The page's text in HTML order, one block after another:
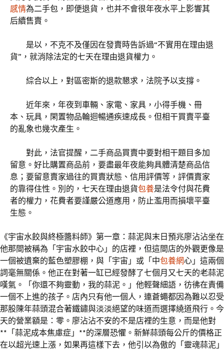
感情為二手包，即便退貨，也并不會很年夜水平上影響其
后續售賣。
是以，不克不及僅因在發賣時告訴過“不實用在理由退
貨”，就消除法定的七天在理由退貨權力。
綜合以上，對區密斯的退款懇求，法院予以支撐。
近年來，年夜到車輛、家電、家具，小得手機、冊
本、玩具，閑置物品輪迴暢通疾速成長。但相干買賣平臺
的亂象也幾次產生。
對此，法官提醒，二手商品買賣中要對相干題目多加
留意。好比購置商品前，要盡最年夜能夠具體清楚商品信
息；要留意賣家過往的買賣狀態、信用評價等，評價賣家
的靠得住性。別的，七天在理由退貨包養是法令付與花費
者的權力，花費者要謹嚴公道應用，防止濫用而損壞平臺
生態。
《宇宙水餃與終極醬料師》第一章：蒜泥與末日預兆廖沾沾坐在
他那間被稱為「宇宙水餃中心」的店裡，但這間店的外觀更像是
一個被遺棄的藍色塑膠棚，與「宇宙」或「中包養網心」這兩個
詞毫無關係。他正在對著一缸已經發酵了七個月又七天的老蒜泥
嘆氣。「你還不夠靈動，我的蒜泥。」他輕聲細語，彷彿在責備
一個不上進的孩子。店內只有他一個人，連蒼蠅都因為難以忍受
那股陳年蒜頭混合著鐵鏽與淡淡絕望的味道而選擇繞道飛行。今
天的營業額是：零。廖沾沾不安的不是店裡的生意，而是他對
**「蒜泥成本焦慮症」**的深層恐懼。新鮮蒜頭每公斤的價格正
在以超光速上漲，如果再這樣下去，他引以為傲的「靈魂蒜泥」